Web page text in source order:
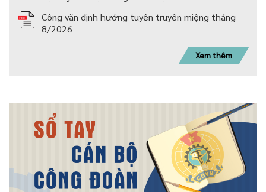
Công văn định hướng tuyên truyền miệng tháng
8/2026
Xem thêm